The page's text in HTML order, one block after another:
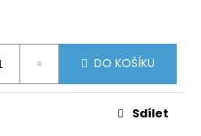
DO KOŠÍKU
Sdílet